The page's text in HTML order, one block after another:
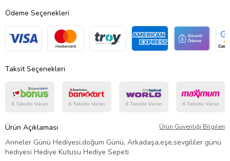
Ödeme Seçenekleri
Taksit Seçenekleri
Ürün Açıklaması Ürün Güvenliği Bilgileri
Anneler Günü Hediyesi,doğum Günü, Arkadaşa,eşe,sevgililer günü
hediyesi Hediye Kutusu Hediye Sepeti